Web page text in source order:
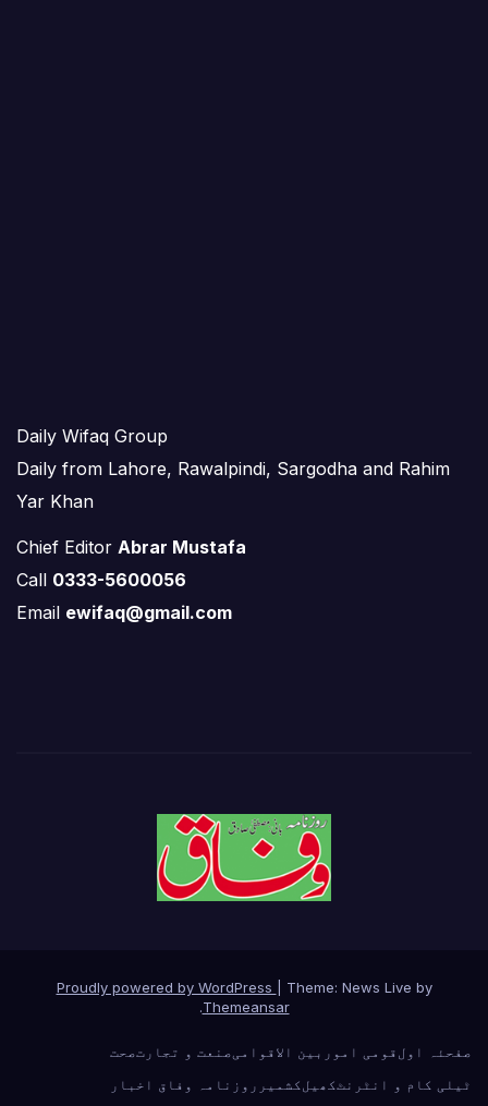
Daily Wifaq Group
Daily from Lahore, Rawalpindi, Sargodha and Rahim
Yar Khan
Chief Editor Abrar Mustafa
Call 0333-5600056
Email ewifaq@gmail.com
Proudly powered by WordPress
Theme: News Live by
Themeansar
.
صفحئہ اولقومی امور بین الاقوامی صنعت و تجارتصحت
ٹیلی کام و انٹرنٹکھیلکشمیر روزنامہ وفاق اخبار